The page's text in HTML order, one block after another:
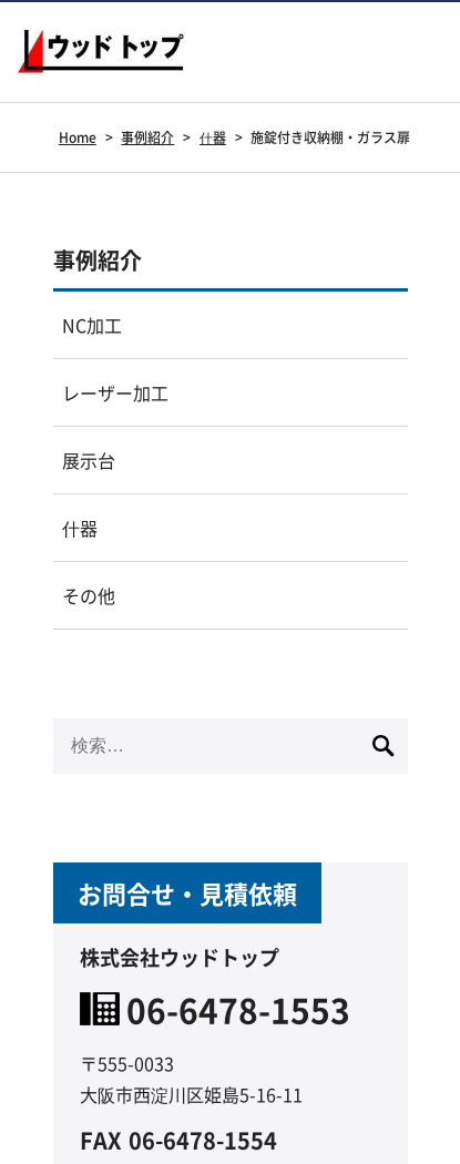
Home > 事例紹介 > 什器 > 施錠付き収納棚・ガラス扉
事例紹介
NC加工
レーザー加工
展示台
什器
その他
索:
お問合せ・見積依頼
株式会社ウッドトップ
06-6478-1553
〒555-0033
大阪市西淀川区姫島5-16-11
FAX 06-6478-1554